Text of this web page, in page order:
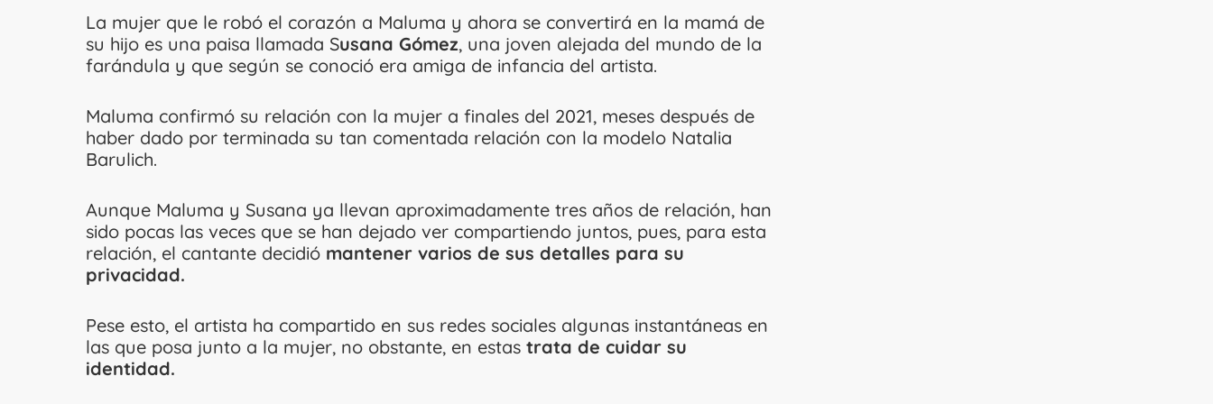
La mujer que le robó el corazón a Maluma y ahora se convertirá en la mamá de
su hijo es una paisa llamada Susana Gómez, una joven alejada del mundo de la
farándula y que según se conoció era amiga de infancia del artista.
Maluma confirmó su relación con la mujer a finales del 2021, meses después de
haber dado por terminada su tan comentada relación con la modelo Natalia
Barulich.
Aunque Maluma y Susana ya llevan aproximadamente tres años de relación, han
sido pocas las veces que se han dejado ver compartiendo juntos, pues, para esta
relación, el cantante decidió mantener varios de sus detalles para su
privacidad.
Pese esto, el artista ha compartido en sus redes sociales algunas instantáneas en
las que posa junto a la mujer, no obstante, en estas trata de cuidar su
identidad.